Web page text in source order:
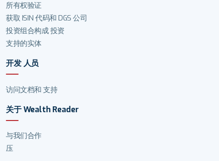
所有权验证
获取 ISIN 代码和 DGS 公司
投资组合构成 投资
支持的实体
开发 人员
访问文档和 支持
关于 Wealth Reader
与我们合作
压